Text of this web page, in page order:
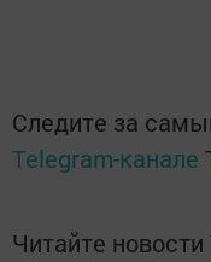
Следите за
Telegram-канале
Читайте новости